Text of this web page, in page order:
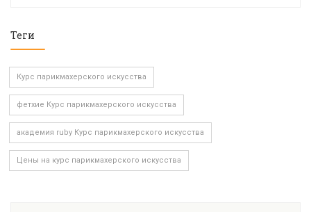
Теги
Курс парикмахерского искусства
фетхие Курс парикмахерского искусства
академия ruby Курс парикмахерского искусства
Цены на курс парикмахерского искусства